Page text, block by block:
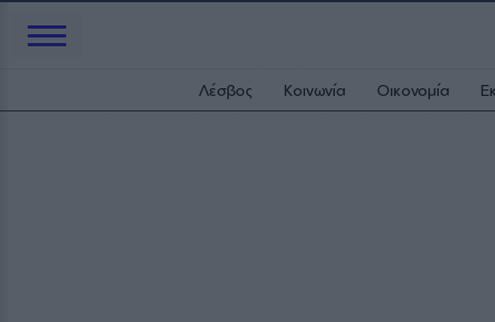
Λέσβος Κοινωνία Οικονομία